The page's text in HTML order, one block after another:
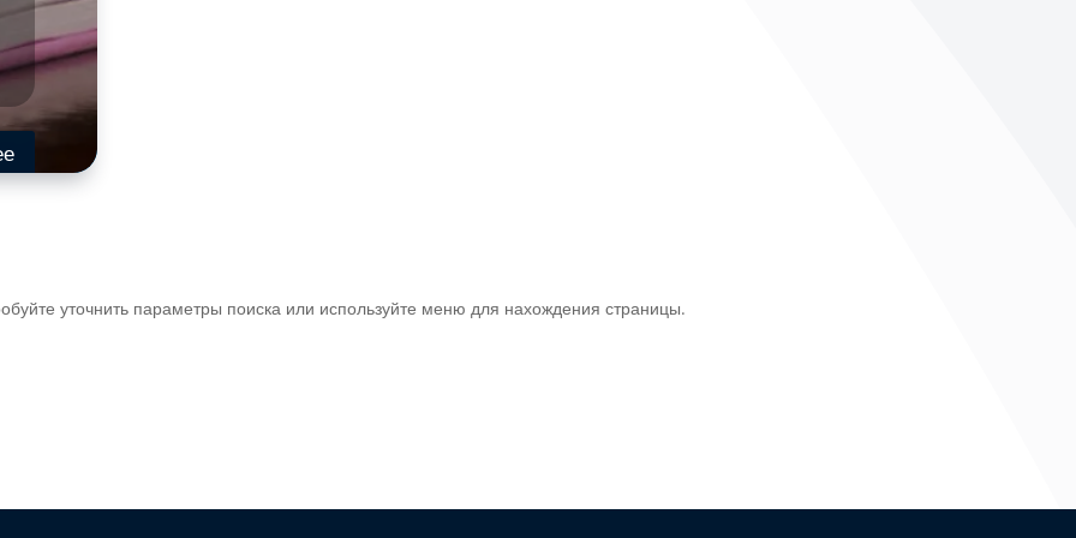
уточнить параметры поиска или используйте меню для нахождения страницы.